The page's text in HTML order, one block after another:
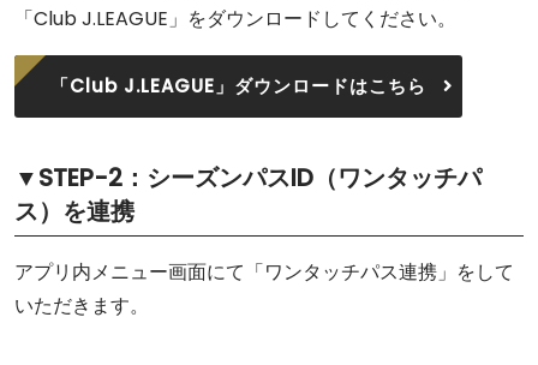
「Club J.LEAGUE」をダウンロードしてください。
「Club J.LEAGUE」ダウンロードはこちら
▼STEP-2：シーズンパスID（ワンタッチパ
ス）を連携
アプリ内メニュー画面にて「ワンタッチパス連携」をして
いただきます。